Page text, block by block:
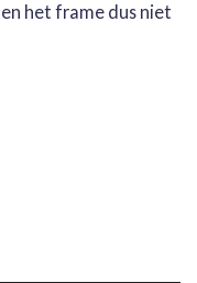
het frame dus niet